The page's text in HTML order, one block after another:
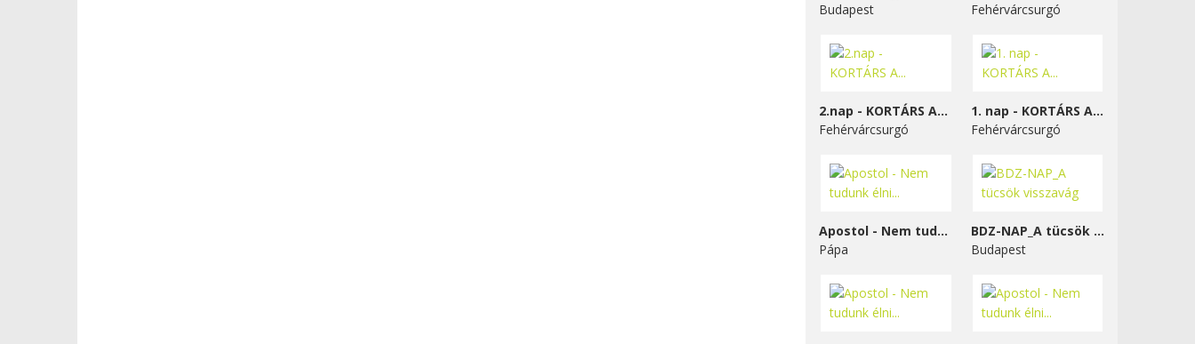
Budapest
Fehérvárcsurgó
2.nap - KORTÁRS A...
Fehérvárcsurgó
1. nap - KORTÁRS A...
Fehérvárcsurgó
Apostol - Nem tudunk élni...
Pápa
BDZ-NAP_A tücsök visszavág
Budapest